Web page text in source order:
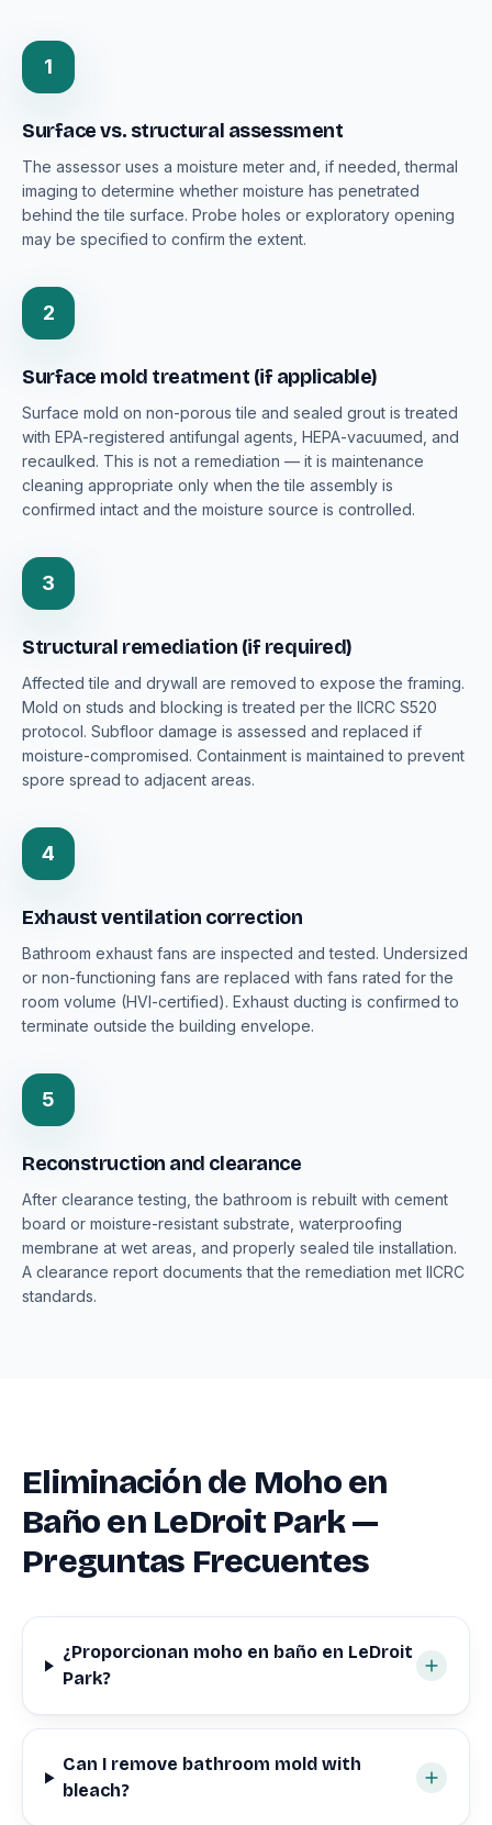
1
Surface vs. structural assessment
The assessor uses a moisture meter and, if needed, thermal
imaging to determine whether moisture has penetrated
behind the tile surface. Probe holes or exploratory opening
may be specified to confirm the extent.
2
Surface mold treatment (if applicable)
Surface mold on non-porous tile and sealed grout is treated
with EPA-registered antifungal agents, HEPA-vacuumed, and
recaulked. This is not a remediation — it is maintenance
cleaning appropriate only when the tile assembly is
confirmed intact and the moisture source is controlled.
3
Structural remediation (if required)
Affected tile and drywall are removed to expose the framing.
Mold on studs and blocking is treated per the IICRC S520
protocol. Subfloor damage is assessed and replaced if
moisture-compromised. Containment is maintained to prevent
spore spread to adjacent areas.
4
Exhaust ventilation correction
Bathroom exhaust fans are inspected and tested. Undersized
or non-functioning fans are replaced with fans rated for the
room volume (HVI-certified). Exhaust ducting is confirmed to
terminate outside the building envelope.
5
Reconstruction and clearance
After clearance testing, the bathroom is rebuilt with cement
board or moisture-resistant substrate, waterproofing
membrane at wet areas, and properly sealed tile installation.
A clearance report documents that the remediation met IICRC
standards.
Eliminación de Moho en
Baño en LeDroit Park —
Preguntas Frecuentes
¿Proporcionan moho en baño en LeDroit
Park?
Can I remove bathroom mold with
bleach?